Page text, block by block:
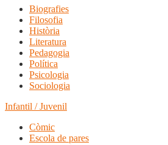
Biografies
Filosofia
Història
Literatura
Pedagogia
Política
Psicologia
Sociologia
Infantil / Juvenil
Còmic
Escola de pares